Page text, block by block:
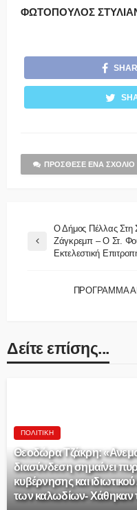
ΦΩΤΟΠΟΥΛΟΣ
ΠΡΌΣΘΕΣΕ ΈΝΑ ΣΧΌΛΙΟ
Ο Δήμος Πέλλας Στη
Ζάγκρεμπ – Ο Στ.
Εκτελεστική
ΠΡΟΓΡΑΜΜΑ
Δείτε επίσης...
ΠΟΛΙΤΙΚΉ
Θεοδώρα Τζάκρη:
διασύνδεση σημαίνει
κυβέρνησης και
των καλωδίων- Χάθηκαν